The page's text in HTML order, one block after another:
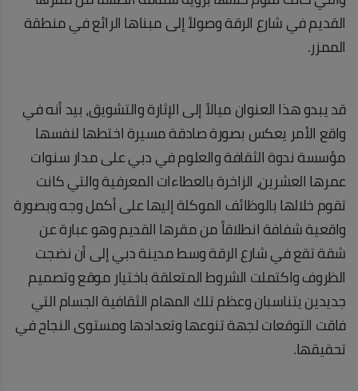
القديم في شارع الرقة وصولاً إلى مبناها الرائع في منطقة
الممزر.
قد يبدو هذا العنوان ميالاً إلى الإثارة والتشويق، بيد أنه في
واقع الأمر يعكس بصورة صادقة مسيرة اختطها لنفسها
مؤسسة ندوة الثقافة والعلوم في دبي على مدار سنوات
عمرها العشرين، الزاخرة بالعطاءات المعرفية والتي كانت
تقوم خلالها بالوظائف الموكلة إليها على أكمل وجه وبصورة
واقعية شفافة انطلاقاً من مقرها القديم وهو عبارة عن
شقة تقع في شارع الرقة وسط مدينة دبي إلى أن نضجت
الظروف واكتملت الشروط المتعلقة باختيار موقع وتصميم
جديدين يتناسبان وعظم تلك المهام الثقافية الجسام التي
فاقت التوقعات لجهة تنوعها وتعدادها ومستوى النجاح في
تحقيقها.